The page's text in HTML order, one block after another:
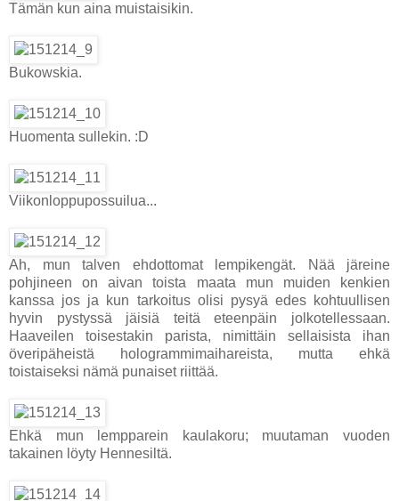
Tämän kun aina muistaisikin.
Bukowskia.
Huomenta sullekin. :D
Viikonloppupossuilua...
Ah, mun talven ehdottomat lempikengät. Nää järeine
pohjineen on aivan toista maata mun muiden kenkien
kanssa jos ja kun tarkoitus olisi pysyä edes kohtuullisen
hyvin pystyssä jäisiä teitä eteenpäin jolkotellessaan.
Haaveilen toisestakin parista, nimittäin sellaisista ihan
överipäheistä hologrammimaihareista, mutta ehkä
toistaiseksi nämä punaiset riittää.
Ehkä mun lempparein kaulakoru; muutaman vuoden
takainen löyty Hennesiltä.